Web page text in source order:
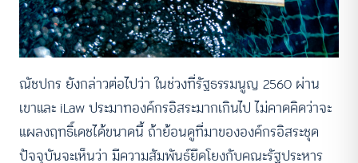
ณัชปกร ยังกล่าวต่อไปว่า ในช่วงที่รัฐธรรมนูญ 2560 ผ่าน
เขาและ iLaw ประมาทองค์กรอิสระมากเกินไป ไม่คาดคิดว่าจะ
แผลงฤทธิ์เดชได้ขนาดนี้ ถ้าย้อนดูที่มาขององค์กรอิสระชุด
ปัจจุบันจะเห็นว่า มีความสัมพันธ์ยึดโยงกับคณะรัฐประหาร